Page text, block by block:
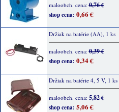
maloobch. cena:0,76 €
shop cena: 0,66 €
Držiak na batérie (AA), 1 ks
maloobch. cena:0,39 €
shop cena: 0,34 €
Držiak na batérie 4, 5 V, 1 ks
maloobch. cena:5,82 €
shop cena: 5,06 €